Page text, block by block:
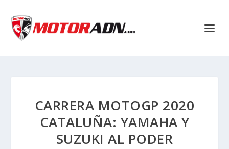
CARRERA MOTOGP 2020
CATALUÑA: YAMAHA Y
SUZUKI AL PODER